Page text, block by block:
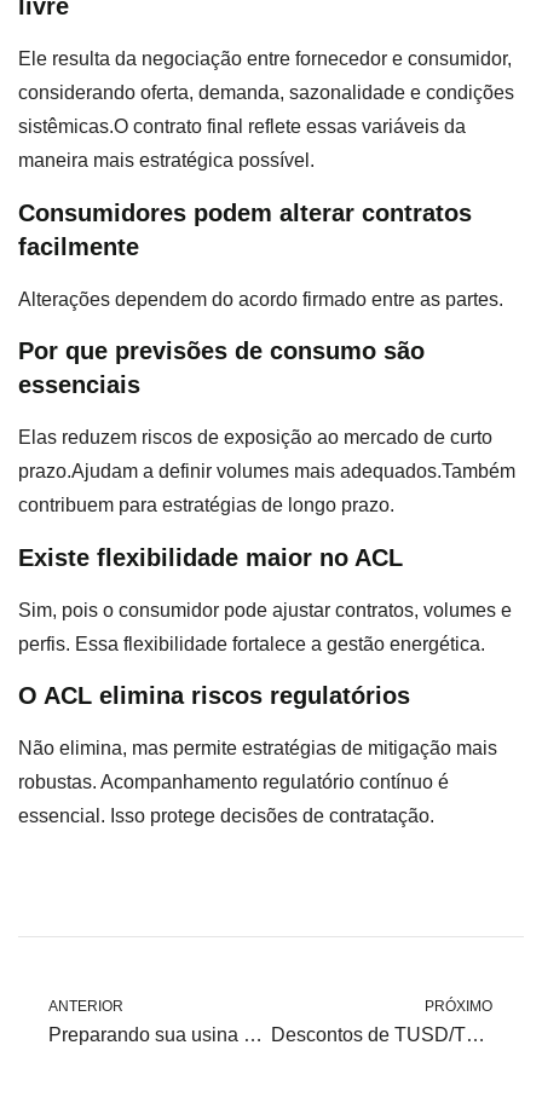
livre
Ele resulta da negociação entre fornecedor e consumidor,
considerando oferta, demanda, sazonalidade e condições
sistêmicas.O contrato final reflete essas variáveis da
maneira mais estratégica possível.
Consumidores podem alterar contratos
facilmente
Alterações dependem do acordo firmado entre as partes.
Por que previsões de consumo são
essenciais
Elas reduzem riscos de exposição ao mercado de curto
prazo.Ajudam a definir volumes mais adequados.Também
contribuem para estratégias de longo prazo.
Existe flexibilidade maior no ACL
Sim, pois o consumidor pode ajustar contratos, volumes e
perfis. Essa flexibilidade fortalece a gestão energética.
O ACL elimina riscos regulatórios
Não elimina, mas permite estratégias de mitigação mais
robustas. Acompanhamento regulatório contínuo é
essencial. Isso protege decisões de contratação.
ANTERIOR
Preparando sua usina para auditoria energética: guia rápido
PRÓXIMO
Descontos de TUSD/TUST para energia incentivada: elegibilidade